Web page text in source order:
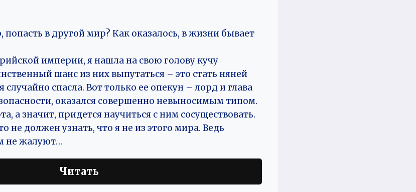
в другой мир? Как оказалось, в жизни бывает
империи, я нашла на свою голову кучу
шанс из них выпутаться – это стать няней
спасла. Вот только ее опекун – лорд и глава
оказался совершенно невыносимым типом.
а значит, придется научиться с ним сосуществовать.
не должен узнать, что я не из этого мира. Ведь
не жалуют…
Читать